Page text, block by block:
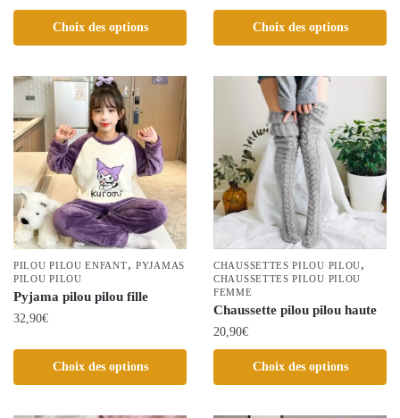
Choix des options
produit
plusieurs
variations.
Les
options
peuvent
être
choisies
sur
la
page
du
produit
Choix des options
a
variations.
options
peuvent
être
choisies
sur
page
du
produit
PILOU PILOU ENFANT,PYJAMAS
PILOU PILOU
Pyjama pilou pilou fille
32,90€
Choix des options
Ce
plusieurs
CHAUSSETTES PILOU PILOU,
CHAUSSETTES PILOU PILOU
FEMME
Chaussette pilou pilou haute
20,90€
Choix des options
produit